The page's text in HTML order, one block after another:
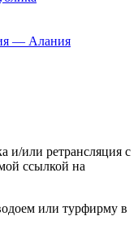
— Алания
и/или ретрансляция с
ссылкой на
или турфирму в